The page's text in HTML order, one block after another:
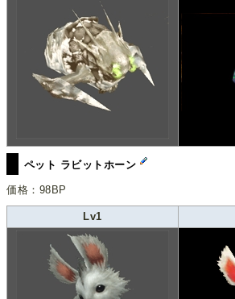
ペット ラビットホーン
価格：98BP
Lv1